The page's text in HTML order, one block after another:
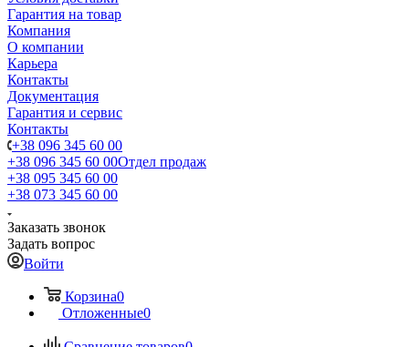
Гарантия на товар
Компания
О компании
Карьера
Контакты
Документация
Гарантия и сервис
Контакты
+38 096 345 60 00
+38 096 345 60 00Отдел продаж
+38 095 345 60 00
+38 073 345 60 00
Заказать звонок
Задать вопрос
Войти
Корзина0
Отложенные0